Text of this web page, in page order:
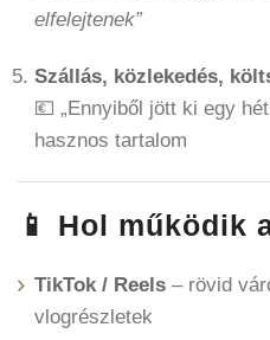
elfelejtenek”
Szállás, közlekedés,
💶 „Ennyiből jött ki egy
hasznos tartalom
📱 Hol működik
TikTok / Reels – rövid
vlogrészletek